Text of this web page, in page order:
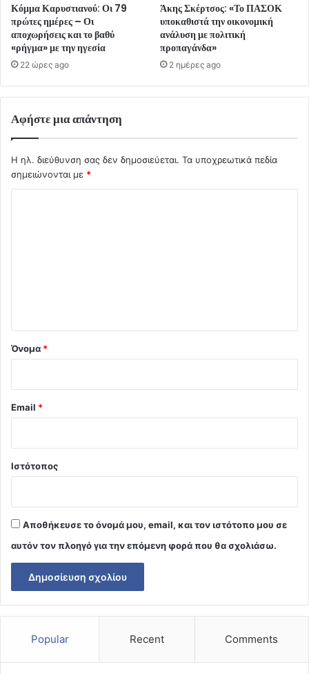
Κόμμα Καρυστιανού: Οι 79
πρώτες ημέρες – Οι
αποχωρήσεις και το βαθύ
«ρήγμα» με την ηγεσία
22 ώρες ago
Άκης Σκέρτσος: «Το ΠΑΣΟΚ
υποκαθιστά την οικονομική
ανάλυση με πολιτική
προπαγάνδα»
2 ημέρες ago
Αφήστε μια απάντηση
Η ηλ. διεύθυνση σας δεν δημοσιεύεται. Τα υποχρεωτικά πεδία
σημειώνονται με *
Όνομα *
Email *
Ιστότοπος
Αποθήκευσε το όνομά μου, email, και τον ιστότοπο μου σε
αυτόν τον πλοηγό για την επόμενη φορά που θα σχολιάσω.
Popular Recent Comments